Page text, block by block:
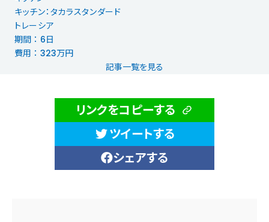
キッチン：タカラスタンダード
トレーシア
期間 ： 6日
費用 ： 323万円
記事一覧を見る
リンクをコピーする
ツイートする
シェアする